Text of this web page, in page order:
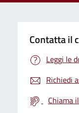
Contatta il
Leggi le
Richiedi
Chiama